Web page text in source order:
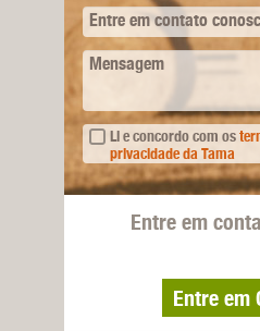
Entre em contato
Mensagem
Li e concordo com os
privacidade da Tama
Entre em
Entre em